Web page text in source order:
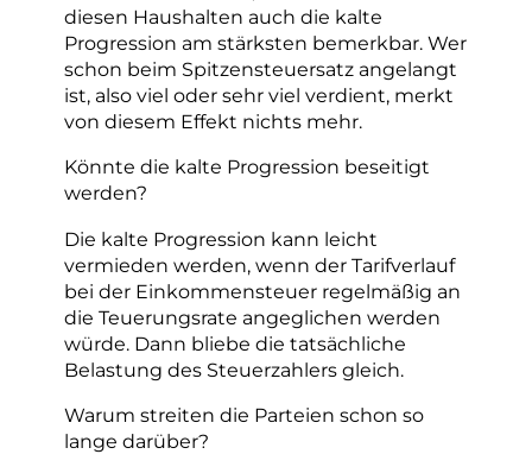
diesen Haushalten auch die kalte
Progression am stärksten bemerkbar. Wer
schon beim Spitzensteuersatz angelangt
ist, also viel oder sehr viel verdient, merkt
von diesem Effekt nichts mehr.
Könnte die kalte Progression beseitigt
werden?
Die kalte Progression kann leicht
vermieden werden, wenn der Tarifverlauf
bei der Einkommensteuer regelmäßig an
die Teuerungsrate angeglichen werden
würde. Dann bliebe die tatsächliche
Belastung des Steuerzahlers gleich.
Warum streiten die Parteien schon so
lange darüber?